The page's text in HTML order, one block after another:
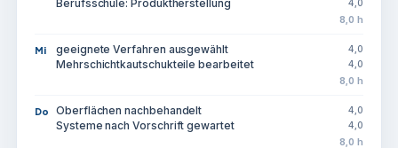
Berufsschule: Produktherstellung 4,0
8,0 h
Mi geeignete Verfahren ausgewählt 4,0
Mehrschichtkautschukteile bearbeitet 4,0
8,0 h
Do Oberflächen nachbehandelt 4,0
Systeme nach Vorschrift gewartet 4,0
8,0 h